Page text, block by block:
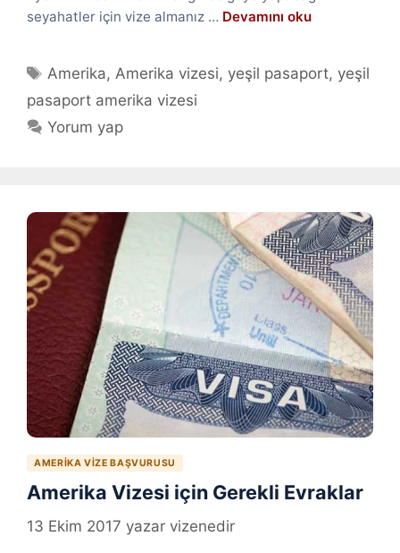
seyahatler için vize almanız … Devamını oku
Etiketler
Amerika,Amerika vizesi, yeşil pasaport, yeşil
pasaport amerika vizesi
Yorum yap
AMERIKA VIZE BAŞVURUSU
Amerika Vizesi için Gerekli Evraklar
13 Ekim 2017 yazar vizenedir